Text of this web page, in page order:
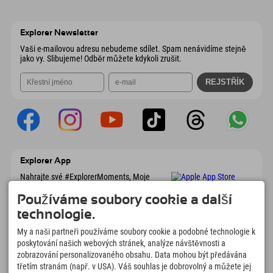
Explorer Newsletter
Vaši e-mailovou adresu nebudeme sdílet. Spam nenávidíme stejně
jako vy. Slibujeme! Odběr můžete kdykoli zrušit.
Explorer App
Nahrajte své #ExplorerMoments, Moje
seznamem míst, která chcete navštívit,
přehledem restaurací a mnoha dalšími
věcmi. Stáhněte si hned!
Čas na chvilky objevitelů
166 4.634km
Používáme soubory cookie a další
technologie.
My a naši partneři používáme soubory cookie a podobné technologie k
poskytování našich webových stránek, analýze návštěvnosti a
zobrazování personalizovaného obsahu. Data mohou být předávána
třetím stranám (např. v USA). Váš souhlas je dobrovolný a můžete jej